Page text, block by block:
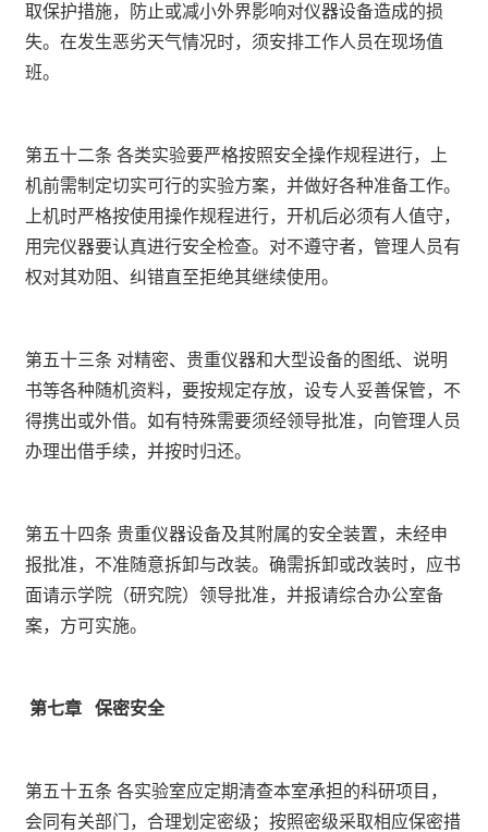
取保护措施，防止或减小外界影响对仪器设备造成的损
失。在发生恶劣天气情况时，须安排工作人员在现场值
班。
第五十二条 各类实验要严格按照安全操作规程进行，上
机前需制定切实可行的实验方案，并做好各种准备工作。
上机时严格按使用操作规程进行，开机后必须有人值守，
用完仪器要认真进行安全检查。对不遵守者，管理人员有
权对其劝阻、纠错直至拒绝其继续使用。
第五十三条 对精密、贵重仪器和大型设备的图纸、说明
书等各种随机资料，要按规定存放，设专人妥善保管，不
得携出或外借。如有特殊需要须经领导批准，向管理人员
办理出借手续，并按时归还。
第五十四条 贵重仪器设备及其附属的安全装置，未经申
报批准，不准随意拆卸与改装。确需拆卸或改装时，应书
面请示学院（研究院）领导批准，并报请综合办公室备
案，方可实施。
第七章 保密安全
第五十五条 各实验室应定期清查本室承担的科研项目，
会同有关部门，合理划定密级；按照密级采取相应保密措